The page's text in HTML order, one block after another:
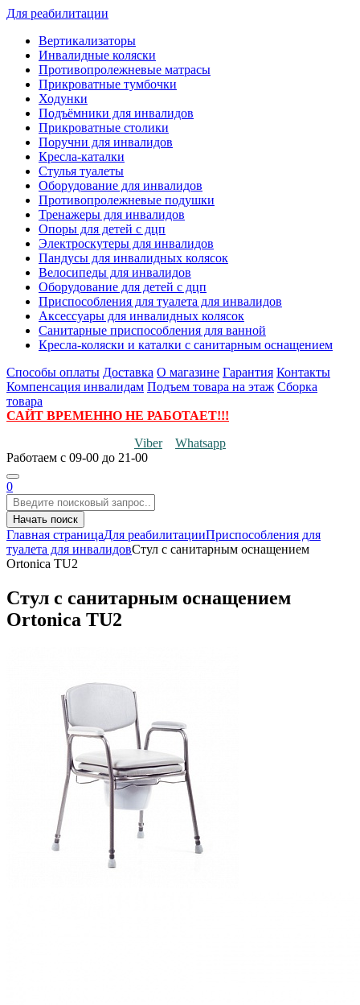
Для реабилитации
Вертикализаторы
Инвалидные коляски
Противопролежневые матрасы
Прикроватные тумбочки
Ходунки
Подъёмники для инвалидов
Прикроватные столики
Поручни для инвалидов
Кресла-каталки
Стулья туалеты
Оборудование для инвалидов
Противопролежневые подушки
Тренажеры для инвалидов
Опоры для детей с дцп
Электроскутеры для инвалидов
Пандусы для инвалидных колясок
Велосипеды для инвалидов
Оборудование для детей с дцп
Приспособления для туалета для инвалидов
Аксессуары для инвалидных колясок
Санитарные приспособления для ванной
Кресла-коляски и каталки с санитарным оснащением
Способы оплаты Доставка О магазине Гарантия Контакты
Компенсация инвалидам Подъем товара на этаж Сборка
товара
САЙТ ВРЕМЕННО НЕ РАБОТАЕТ!!!
Viber
Whatsapp
Работаем с 09-00 до 21-00
0
Начать поиск
Главная страницаДля реабилитацииПриспособления для
туалета для инвалидовСтул с санитарным оснащением
Ortonica TU2
Стул с санитарным оснащением
Ortonica TU2